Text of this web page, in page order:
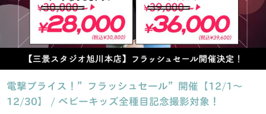
電撃プライス！”フラッシュセール”開催【12/1〜
12/30】 / ベビーキッズ全種目記念撮影対象！